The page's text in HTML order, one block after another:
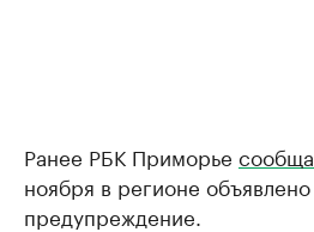
Ранее РБК Приморье
ноября в регионе
предупреждение.